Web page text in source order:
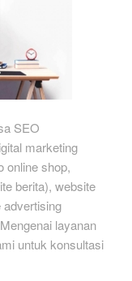
SEO
marketing
online shop,
berita), website
advertising
layanan
untuk konsultasi